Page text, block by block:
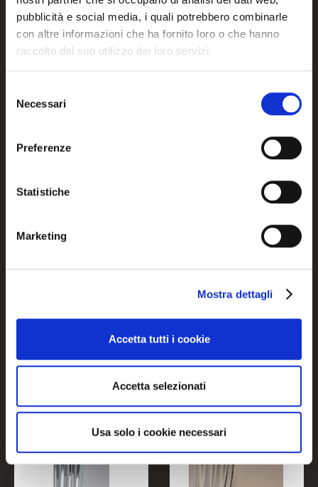
pubblicità e social media, i quali potrebbero combinarle
con altre informazioni che ha fornito loro o che hanno
raccolto dal suo utilizzo dei loro servizi.
delNecessari
Preferenze
Statistiche
Marketing
Mostra dettagli
Accetta tutti i cookie
Accetta selezionati
Usa solo i cookie necessari
INCISO INCISO